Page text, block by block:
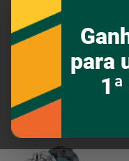
para
Hidráulica